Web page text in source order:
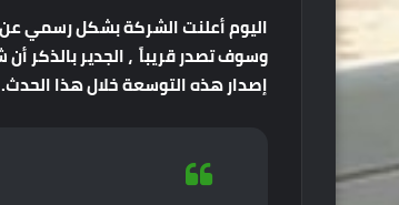
إصدار هذه التوسعة خلال هذا الحدث.